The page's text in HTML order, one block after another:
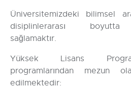
Üniversitemizdeki bilimsel
disiplinlerarası boyutta
sağlamaktır.
Yüksek Lisans
programlarından mezun
edilmektedir: